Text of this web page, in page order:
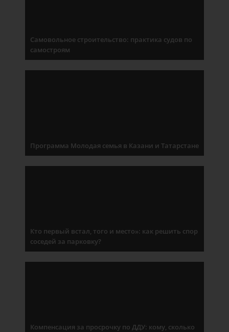
Самовольное строительство: практика судов по
самостроям
Программа Молодая семья в Казани и Татарстане
Кто первый встал, того и место»: как решить спор
соседей за парковку?
Компенсация за просрочку по ДДУ: кому, сколько